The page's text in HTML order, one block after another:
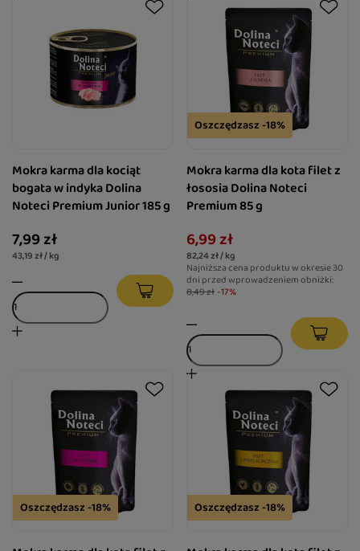
Mokra karma dla kociąt
bogata w indyka Dolina
Noteci Premium Junior 185 g
7,99 zł
43,19 zł / kg
Oszczędzasz -18%
Mokra karma dla kota filet z
łososia Dolina Noteci
Premium 85 g
6,99 zł
82,24 zł / kg
Najniższa cena produktu w okresie 30
dni przed wprowadzeniem obniżki:
8,49 zł -17%
Oszczędzasz -18% Oszczędzasz -18%